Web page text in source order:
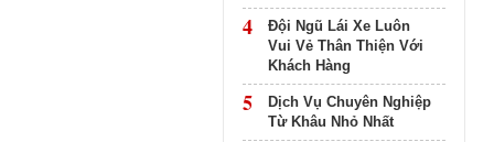
4
Đội Ngũ Lái Xe Luôn
Vui Vẻ Thân Thiện Với
Khách Hàng
5
Dịch Vụ Chuyên Nghiệp
Từ Khâu Nhỏ Nhất